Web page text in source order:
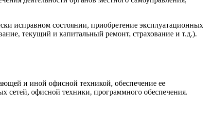
исправном состоянии, приобретение эксплуатационных
текущий и капитальный ремонт, страхование и т.д.).
и иной офисной техникой, обеспечение ее
офисной техники, программного обеспечения.